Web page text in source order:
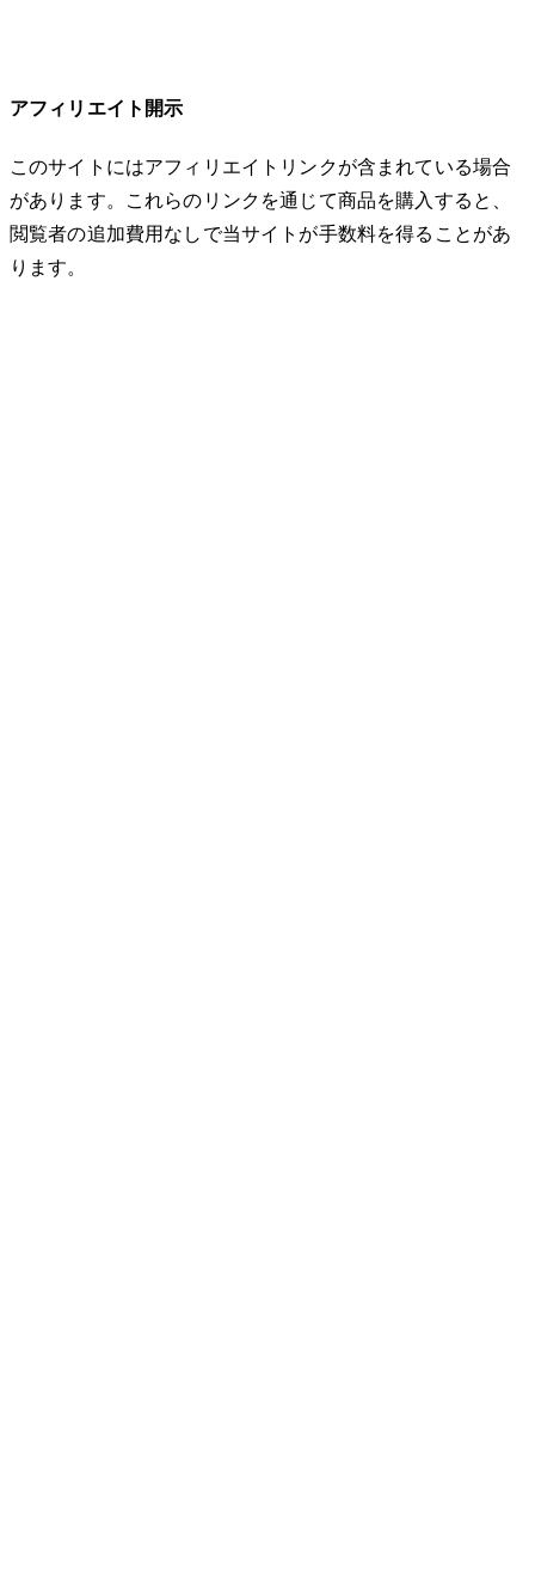
アフィリエイト開示
このサイトにはアフィリエイトリンクが含まれている場合
があります。これらのリンクを通じて商品を購入すると、
閲覧者の追加費用なしで当サイトが手数料を得ることがあ
ります。